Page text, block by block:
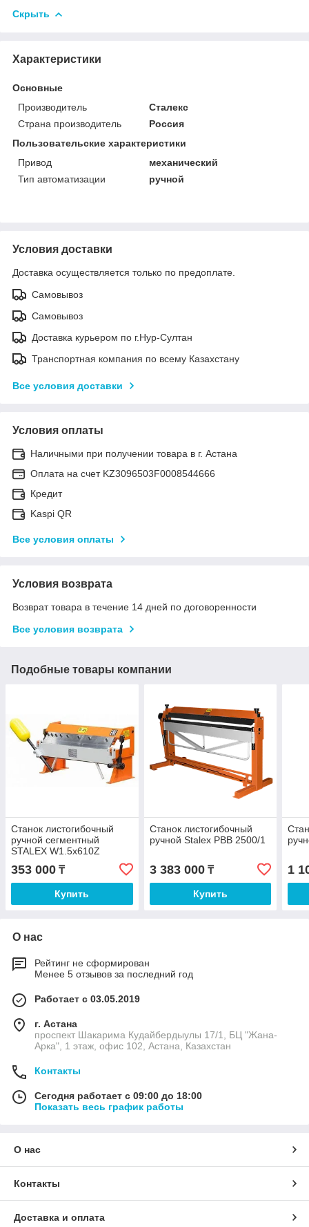
Скрыть
Характеристики
Основные
Производитель
Сталекс
Страна производитель
Россия
Пользовательские характеристики
Привод
механический
Тип автоматизации
ручной
Условия доставки
Доставка осуществляется только по предоплате.
Самовывоз
Самовывоз
Доставка курьером по г.Нур-Султан
Транспортная компания по всему Казахстану
Все условия доставки
Условия оплаты
Наличными при получении товара в г. Астана
Оплата на счет KZ3096503F0008544666
Кредит
Kaspi QR
Все условия оплаты
Условия возврата
Возврат товара в течение 14 дней по договоренности
Все условия возврата
Подобные товары компании
Станок листогибочный
ручной сегментный
STALEX W1.5x610Z
353 000 ₸
Купить
Станок листогибочный
ручной Stalex PBB 2500/1
3 383 000₸
Купить
1
О нас
Рейтинг не сформирован
Менее 5 отзывов за последний год
Работает с 03.05.2019
г. Астана
проспект Шакарима Кудайбердыулы 17/1, БЦ "Жана-
Арка", 1 этаж, офис 102, Астана, Казахстан
Контакты
Сегодня работает с 09:00 до 18:00
Показать весь график работы
О нас
Контакты
Доставка и оплата